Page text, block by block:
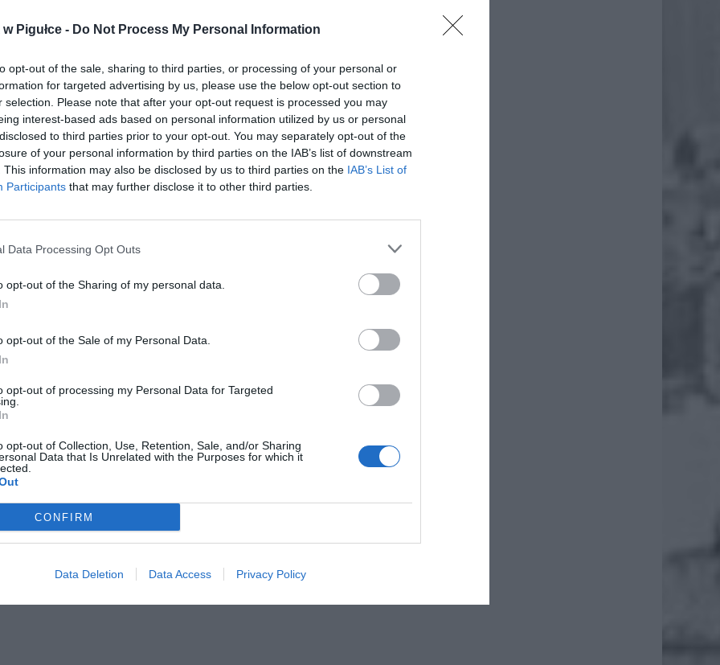
Pigułce - Do Not Process My Personal Information
opt-out of the sale, sharing to third parties, or processing of your personal or
for targeted advertising by us, please use the below opt-out section to
selection. Please note that after your opt-out request is processed you may
interest-based ads based on personal information utilized by us or personal
to third parties prior to your opt-out. You may separately opt-out of the
of your personal information by third parties on the IAB’s list of downstream
This information may also be disclosed by us to third parties on the IAB’s List of
Participants that may further disclose it to other third parties.
Data Processing Opt Outs
opt-out of the Sharing of my personal data.
opt-out of the Sale of my Personal Data.
opt-out of processing my Personal Data for Targeted
opt-out of Collection, Use, Retention, Sale, and/or Sharing
Data that Is Unrelated with the Purposes for which it
CONFIRM
Data Deletion Data Access Privacy Policy
Fot. Pixabay
z Bielan od pewnego czasu docierały sygnały o włamaniach do
których nieznany sprawca wynosił wszystko, co przedstawiało jakąkolwiek
Z pomieszczeń piwnicznych zginęły między innymi rowery, narty, walizki,
stołowa i gitara. Oprócz tego zgłaszały się pokrzywdzone, którym nieznany
poruszający się rowerem, wyrywał torebki i zrywał łańcuszki z szyi.
wskazywało na to, że za tymi przestępstwami stoi ta sama osoba.
ad